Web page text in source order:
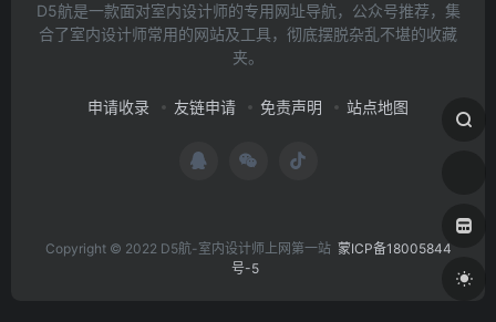
D5航是一款面对室内设计师的专用网址导航，公众号推荐，集
合了室内设计师常用的网站及工具，彻底摆脱杂乱不堪的收藏
夹。
申请收录 友链申请 免责声明 站点地图
Copyright © 2022 D5航-室内设计师上网第一站 蒙ICP备18005844
号-5